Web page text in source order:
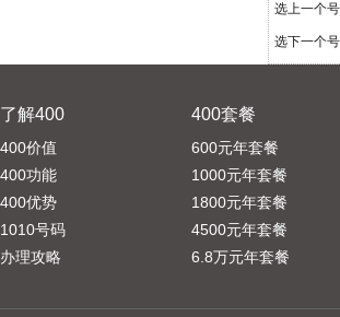
选上一个
选下一个号
了解400
400价值
400功能
400优势
1010号码
办理攻略
400套餐
600元年套餐
1000元年套餐
1800元年套餐
4500元年套餐
6.8万元年套餐